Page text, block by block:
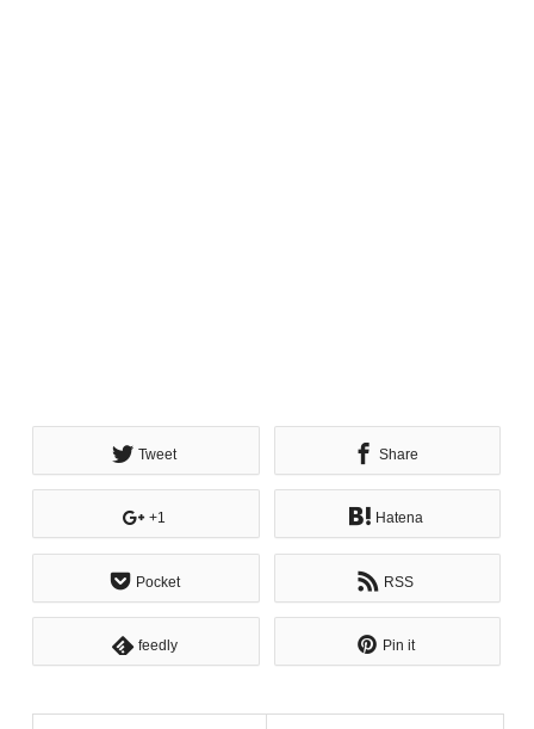
Tweet Share
+1 Hatena
Pocket RSS
feedly Pin it